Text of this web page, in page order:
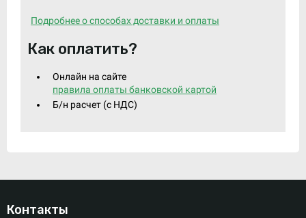
Подробнее о способах доставки и оплаты
Как оплатить?
Онлайн на сайте
правила оплаты банковской картой
Б/н расчет (c НДС)
Контакты